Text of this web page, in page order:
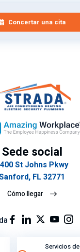
Concertar una cita
Sede social
St Johns Pkwy
FL 32771
Cómo llegar
Servicios de